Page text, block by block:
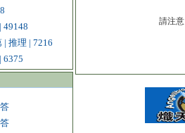
49148
| 推理 | 7216
6375
請注